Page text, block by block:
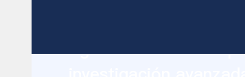
Agarrando fuerte